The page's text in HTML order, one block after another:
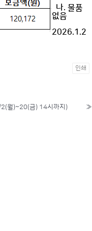
나. 물품
없음
2026.1.2
인쇄
월)~20(금) 14시까지) »